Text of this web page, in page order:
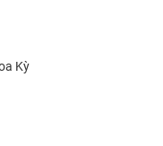
Kỳ